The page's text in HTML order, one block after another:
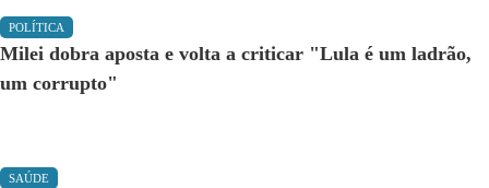
POLÍTICA
Milei dobra aposta e volta a criticar "Lula é um ladrão,
um corrupto"
SAÚDE